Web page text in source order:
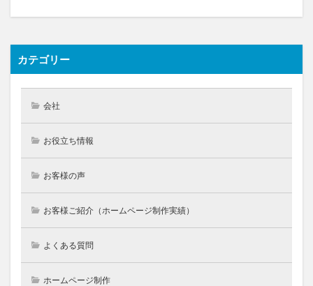
カテゴリー
会社
お役立ち情報
お客様の声
お客様ご紹介（ホームページ制作実績）
よくある質問
ホームページ制作